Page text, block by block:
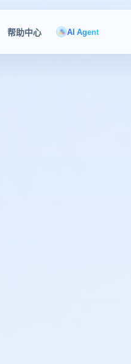
帮助中心 AI Agent